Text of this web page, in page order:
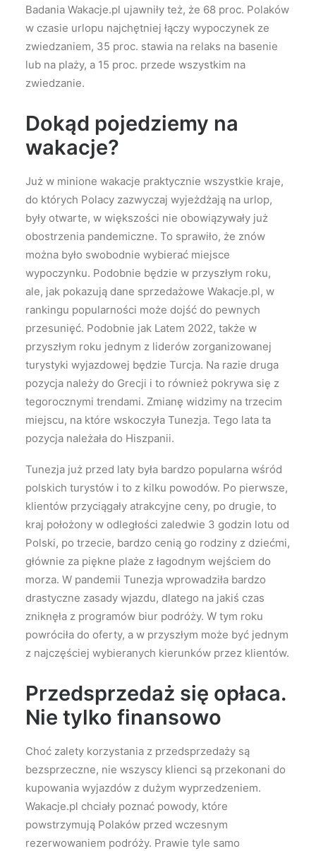
Badania Wakacje.pl ujawniły też, że 68 proc. Polaków
w czasie urlopu najchętniej łączy wypoczynek ze
zwiedzaniem, 35 proc. stawia na relaks na basenie
lub na plaży, a 15 proc. przede wszystkim na
zwiedzanie.
Dokąd pojedziemy na
wakacje?
Już w minione wakacje praktycznie wszystkie kraje,
do których Polacy zazwyczaj wyjeżdżają na urlop,
były otwarte, w większości nie obowiązywały już
obostrzenia pandemiczne. To sprawiło, że znów
można było swobodnie wybierać miejsce
wypoczynku. Podobnie będzie w przyszłym roku,
ale, jak pokazują dane sprzedażowe Wakacje.pl, w
rankingu popularności może dojść do pewnych
przesunięć. Podobnie jak Latem 2022, także w
przyszłym roku jednym z liderów zorganizowanej
turystyki wyjazdowej będzie Turcja. Na razie druga
pozycja należy do Grecji i to również pokrywa się z
tegorocznymi trendami. Zmianę widzimy na trzecim
miejscu, na które wskoczyła Tunezja. Tego lata ta
pozycja należała do Hiszpanii.
Tunezja już przed laty była bardzo popularna wśród
polskich turystów i to z kilku powodów. Po pierwsze,
klientów przyciągały atrakcyjne ceny, po drugie, to
kraj położony w odległości zaledwie 3 godzin lotu od
Polski, po trzecie, bardzo cenią go rodziny z dziećmi,
głównie za piękne plaże z łagodnym wejściem do
morza. W pandemii Tunezja wprowadziła bardzo
drastyczne zasady wjazdu, dlatego na jakiś czas
zniknęła z programów biur podróży. W tym roku
powróciła do oferty, a w przyszłym może być jednym
z najczęściej wybieranych kierunków przez klientów.
Przedsprzedaż się opłaca.
Nie tylko finansowo
Choć zalety korzystania z przedsprzedaży są
bezsprzeczne, nie wszyscy klienci są przekonani do
kupowania wyjazdów z dużym wyprzedzeniem.
Wakacje.pl chciały poznać powody, które
powstrzymują Polaków przed wczesnym
rezerwowaniem podróży. Prawie tyle samo